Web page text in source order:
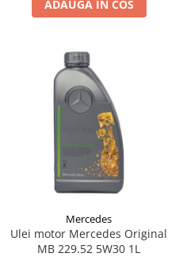
Lichid de frana
Filtre moto
Filtru combustibil
Buson golire ulei
Filtru ulei moto
Filtru aer moto
Intretinere si curatare filtre moto
Intretinere moto
Curatare moto
Covor moto
ADAUGA IN COS
Mercedes
Ulei motor Mercedes Original
MB 229.52 5W30 1L